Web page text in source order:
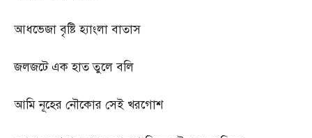
আধভেজা বৃষ্টি হ্যাংলা বাতাস
জলজটে এক হাত তুলে বলি
আমি নূহের নৌকোর সেই খরগোশ